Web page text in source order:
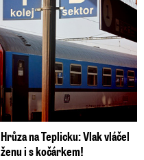
Hrůza na Teplicku: Vlak vláčel
ženu i s kočárkem!